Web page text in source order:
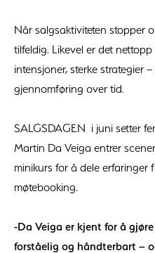
Når salgsaktiviteten stopper
tilfeldig. Likevel er det
intensjoner, sterke strategier
gjennomføring over tid.
SALGSDAGEN i juni setter
Martin Da Veiga entrer
minikurs for å dele erfaringer
møtebooking.
-Da Veiga er kjent for å
forståelig og håndterbart –